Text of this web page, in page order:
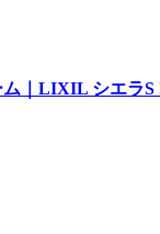
ム｜LIXIL シエラ